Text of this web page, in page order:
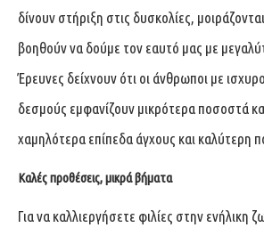
δίνουν στήριξη στις δυσκολίες,
βοηθούν να δούμε τον εαυτό μας με
Έρευνες δείχνουν ότι οι άνθρωποι με
δεσμούς εμφανίζουν μικρότερα ποσοστά
χαμηλότερα επίπεδα άγχους και καλύτερη
Καλές προθέσεις, μικρά βήματα
Για να καλλιεργήσετε φιλίες στην